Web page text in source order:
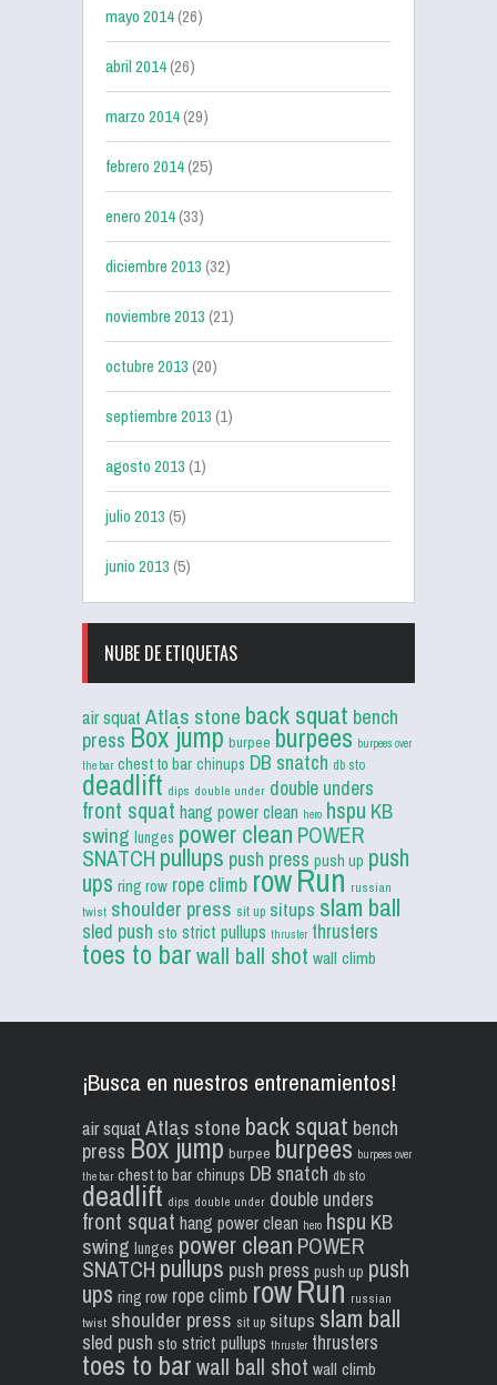
mayo 2014(26)
abril 2014(26)
marzo 2014(29)
febrero 2014(25)
enero 2014(33)
diciembre 2013(32)
noviembre 2013(21)
octubre 2013(20)
septiembre 2013(1)
agosto 2013(1)
julio 2013(5)
junio 2013(5)
NUBE DE ETIQUETAS
air squat Atlas stone back squat bench
press Box jump burpee burpees burpees over
the bar chest to bar chinups DB snatch db sto
deadlift dips double under double unders
front squat hang power clean hero hspu KB
swing lunges power clean POWER
SNATCH pullups push press push up push
ups ring row rope climb rowRun russian
twist shoulder press sit up situps slam ball
sled push sto strict pullups thruster thrusters
toes to barwall ball shot wall climb
¡Busca en nuestros entrenamientos!
air squat Atlas stone back squat bench
press Box jump burpee burpees burpees over
the bar chest to bar chinups DB snatch db sto
deadlift dips double under double unders
front squat hang power clean hero hspu KB
swing lunges power clean POWER
SNATCH pullups push press push up push
ups ring row rope climb rowRun russian
twist shoulder press sit up situps slam ball
sled push sto strict pullups thruster thrusters
toes to barwall ball shot wall climb